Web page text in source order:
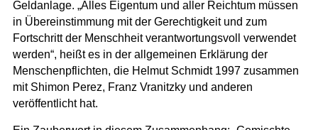
Geldanlage. „Alles Eigentum und aller Reichtum müssen
in Übereinstimmung mit der Gerechtigkeit und zum
Fortschritt der Menschheit verantwortungsvoll verwendet
werden“, heißt es in der allgemeinen Erklärung der
Menschenpflichten, die Helmut Schmidt 1997 zusammen
mit Shimon Perez, Franz Vranitzky und anderen
veröffentlicht hat.